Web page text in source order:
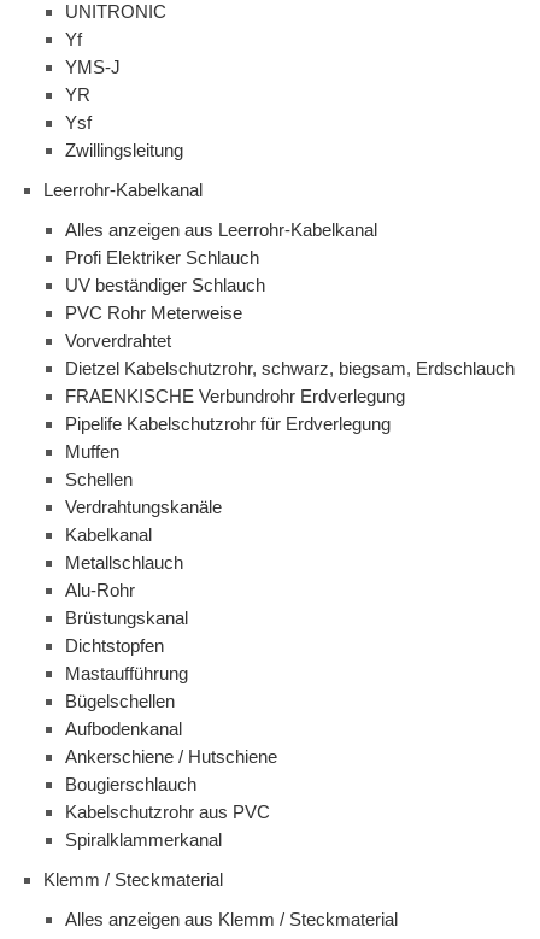
UNITRONIC
Yf
YMS-J
YR
Ysf
Zwillingsleitung
Leerrohr-Kabelkanal
Alles anzeigen aus Leerrohr-Kabelkanal
Profi Elektriker Schlauch
UV beständiger Schlauch
PVC Rohr Meterweise
Vorverdrahtet
Dietzel Kabelschutzrohr, schwarz, biegsam, Erdschlauch
FRAENKISCHE Verbundrohr Erdverlegung
Pipelife Kabelschutzrohr für Erdverlegung
Muffen
Schellen
Verdrahtungskanäle
Kabelkanal
Metallschlauch
Alu-Rohr
Brüstungskanal
Dichtstopfen
Mastaufführung
Bügelschellen
Aufbodenkanal
Ankerschiene / Hutschiene
Bougierschlauch
Kabelschutzrohr aus PVC
Spiralklammerkanal
Klemm / Steckmaterial
Alles anzeigen aus Klemm / Steckmaterial